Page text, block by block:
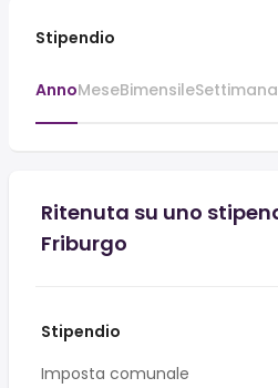
Stipendio
AnnoMeseBimensileSettimana
Ritenuta su uno
Friburgo
Stipendio
Imposta comunale